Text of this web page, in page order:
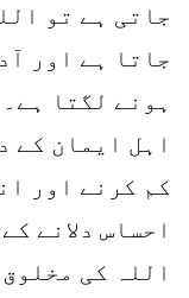
جاتی ہے تو
جاتا ہے اور
ہونے لگتا ہے۔
اہل ایمان کے
کم کرنے اور
احساس دلانے
اللہ کی